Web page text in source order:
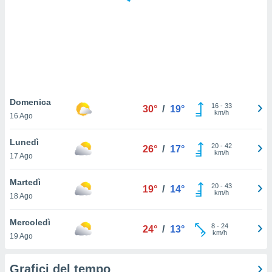
per
utilizzati
il
o
Domenica
16 Ago
30° / 19° 16- 33
km/h
Lunedì
17 Ago
26° / 17° 20- 42
km/h
Martedì
18 Ago
19° / 14° 20- 43
km/h
Mercoledì
19 Ago
24° / 13° 8- 24
km/h
Grafici del tempo